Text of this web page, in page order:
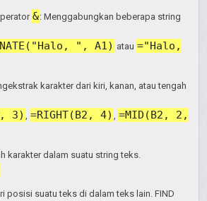
&: Menggabungkan beberapa string
", A1) atau ="Halo,
karakter dari kiri, kanan, atau tengah
3) =RIGHT(B2, 4)
=MID(B2, 2,
karakter dalam suatu string teks.
posisi suatu teks di dalam teks lain. FIND